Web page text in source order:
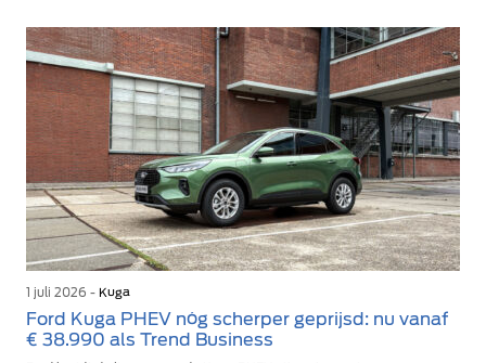
1 juli 2026 - Kuga
Ford Kuga PHEV nóg scherper geprijsd: nu vanaf
€ 38.990 als Trend Business